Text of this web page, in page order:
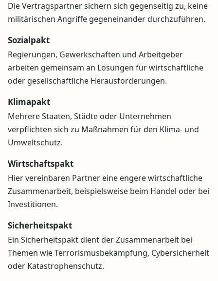
Die Vertragspartner sichern sich gegenseitig zu, keine
militärischen Angriffe gegeneinander durchzuführen.
Sozialpakt
Regierungen, Gewerkschaften und Arbeitgeber
arbeiten gemeinsam an Lösungen für wirtschaftliche
oder gesellschaftliche Herausforderungen.
Klimapakt
Mehrere Staaten, Städte oder Unternehmen
verpflichten sich zu Maßnahmen für den Klima- und
Umweltschutz.
Wirtschaftspakt
Hier vereinbaren Partner eine engere wirtschaftliche
Zusammenarbeit, beispielsweise beim Handel oder bei
Investitionen.
Sicherheitspakt
Ein Sicherheitspakt dient der Zusammenarbeit bei
Themen wie Terrorismusbekämpfung, Cybersicherheit
oder Katastrophenschutz.